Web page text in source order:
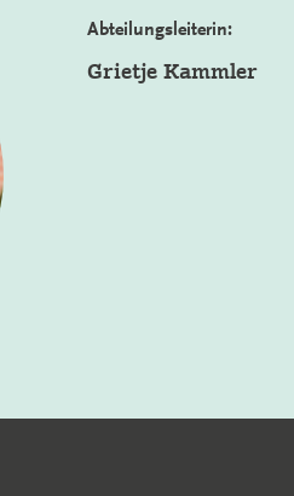
Abteilungsleiterin:
Grietje Kammler